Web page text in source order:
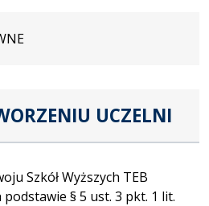
UCZELNI
Szkół Wyższych TEB
podstawie § 5 ust. 3 pkt. 1 lit.